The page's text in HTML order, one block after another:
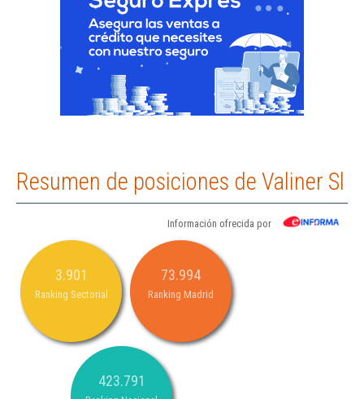
Resumen de posiciones de Valiner Sl
Información ofrecida por
3.901
Ranking Sectorial
73.994
Ranking Madrid
423.791